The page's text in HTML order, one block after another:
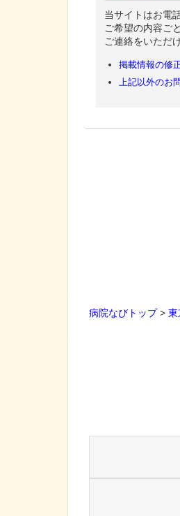
当サイトはお電
ご希望の内容ご
ご連絡をいただ
掲載情報の修
上記以外のお
病院なびトップ> 東